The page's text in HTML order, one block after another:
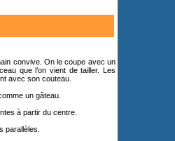
convive. On le coupe avec un
que l’on vient de tailler. Les
avec son couteau.
un gâteau.
à partir du centre.
parallèles.